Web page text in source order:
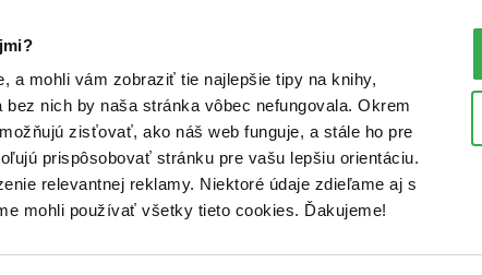
a mohli vám zobraziť tie najlepšie tipy na knihy,
nich by naša stránka vôbec nefungovala. Okrem
zisťovať, ako náš web funguje, a stále ho pre
prispôsobovať stránku pre vašu lepšiu orientáciu.
relevantnej reklamy. Niektoré údaje zdieľame aj s
mohli používať všetky tieto cookies. Ďakujeme!